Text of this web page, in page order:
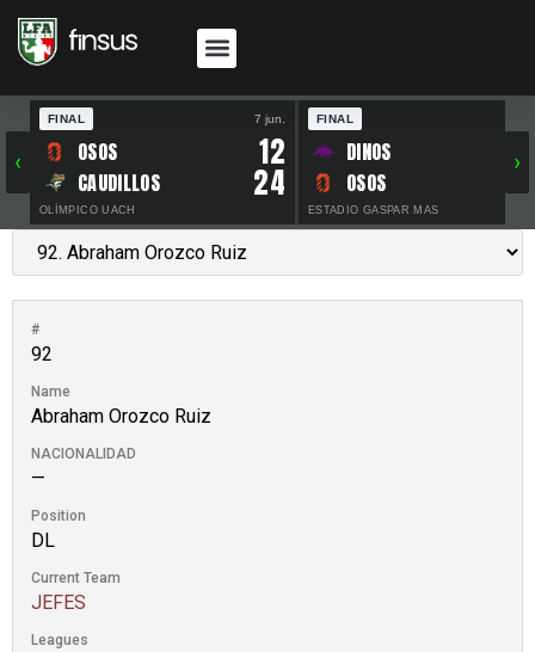
‹
FINAL 7 jun.
OSOS 12
CAUDILLOS 24
OLÍMPICO UACH
FINAL
DINOS
OSOS
ESTADIO GASPAR MAS
›
#
92
Name
Abraham Orozco Ruiz
NACIONALIDAD
—
Position
DL
Current Team
JEFES
Leagues